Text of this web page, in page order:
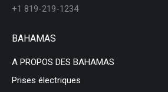
+1 819-219-1234
BAHAMAS
A PROPOS DES BAHAMAS
Prises électriques